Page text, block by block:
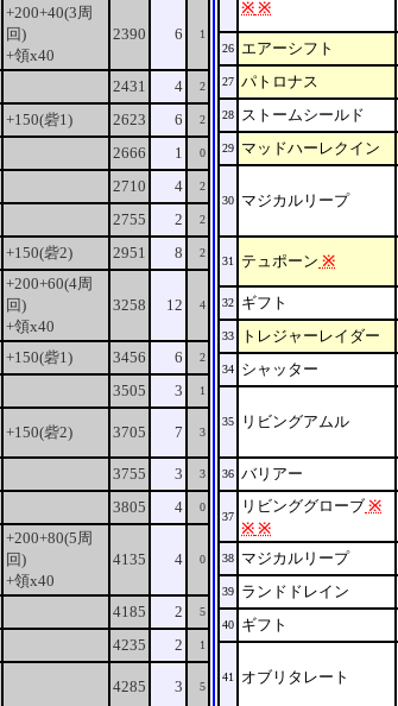
+200+40(3周
回)
+領x40
2390 6 1
2431 4 2
+150(砦1) 2623 6 2
2666 1 0
2710 4 2
2755 2 2
+150(砦2) 2951 8 2
+200+60(4周
回)
+領x40
3258 12 4
+150(砦1) 3456 6 2
3505 3 1
+150(砦2) 3705 7 3
3755 3 3
3805 4 0
+200+80(5周
回)
+領x40
4135 4 0
4185 2 5
4235 2 1
4285 3 5
※ ※
26 エアーシフト
27 パトロナス
28 ストームシールド
29 マッドハーレクイン
30 マジカルリープ
31 テュポーン ※
32 ギフト
33 トレジャーレイダー
34 シャッター
35 リビングアムル
36 バリアー
37
リビンググローブ ※
※ ※
38 マジカルリープ
39 ランドドレイン
40 ギフト
41 オブリタレート